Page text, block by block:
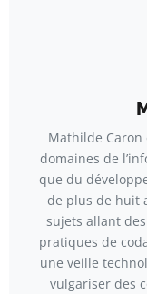
Mathilde
domaines de
que du
de plus de huit
sujets allant
pratiques de
une veille
vulgariser des